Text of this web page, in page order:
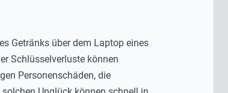
Getränks über dem Laptop eines
Schlüsselverluste können
Personenschäden, die